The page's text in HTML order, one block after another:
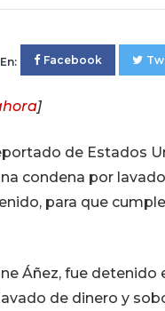
Facebook
]
de Estados
condena por
para que
Áñez, fue detenido
de dinero y